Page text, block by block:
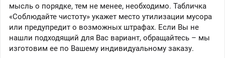
мысль о порядке, тем не менее, необходимо. Табличка
«Соблюдайте чистоту» укажет место утилизации мусора
или предупредит о возможных штрафах. Если Вы не
нашли подходящий для Вас вариант, обращайтесь – мы
изготовим ее по Вашему индивидуальному заказу.